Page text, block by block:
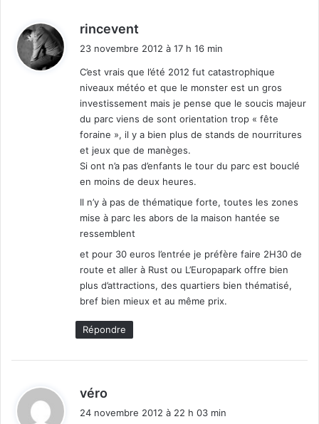
rincevent
:
23 novembre 2012 à 17 h 16 min
C’est vrais que l’été 2012 fut catastrophique
niveaux météo et que le monster est un gros
investissement mais je pense que le soucis majeur
du parc viens de sont orientation trop « fête
foraine », il y a bien plus de stands de nourritures
et jeux que de manèges.
Si ont n’a pas d’enfants le tour du parc est bouclé
en moins de deux heures.
Il n’y à pas de thématique forte, toutes les zones
mise à parc les abors de la maison hantée se
ressemblent
et pour 30 euros l’entrée je préfère faire 2H30 de
route et aller à Rust ou L’Europapark offre bien
plus d’attractions, des quartiers bien thématisé,
bref bien mieux et au même prix.
Répondre
véro
24 novembre 2012 à 22 h 03 min